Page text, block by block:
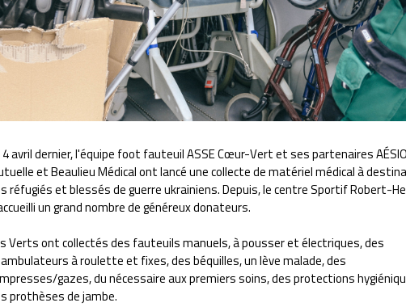
4 avril dernier, l'équipe foot fauteuil ASSE Cœur-Vert et ses partenaires AÉSIO
et Beaulieu Médical ont lancé une collecte de matériel médical à
réfugiés et blessés de guerre ukrainiens. Depuis, le centre Sportif Robert-
un grand nombre de généreux donateurs.
Verts ont collectés des fauteuils manuels, à pousser et électriques, des
à roulette et fixes, des béquilles, un lève malade, des
gazes, du nécessaire aux premiers soins, des protections
prothèses de jambe.